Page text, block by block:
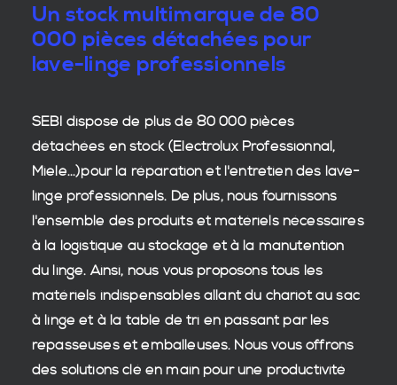
Un stock multimarque de 80
000 pièces détachées pour
lave-linge professionnels
SEBI dispose de plus de 80 000pièces
détachées en stock(Electrolux Professionnal,
Miele...)pour la réparation et l'entretien des lave-
linge professionnels. De plus, nous fournissons
l'ensemble des produits et matériels nécessaires
à la logistique au stockage et à la manutention
du linge. Ainsi, nous vous proposons tous les
matériels indispensables allant du chariot au sac
à linge et à la table de tri en passant par les
repasseuses et emballeuses. Nous vous offrons
des solutions clé en main pour une productivité